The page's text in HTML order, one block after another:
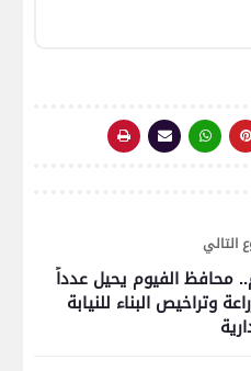
التالي
محافظ الفيوم يحيل عدداً
وتراخيص البناء للنيابة